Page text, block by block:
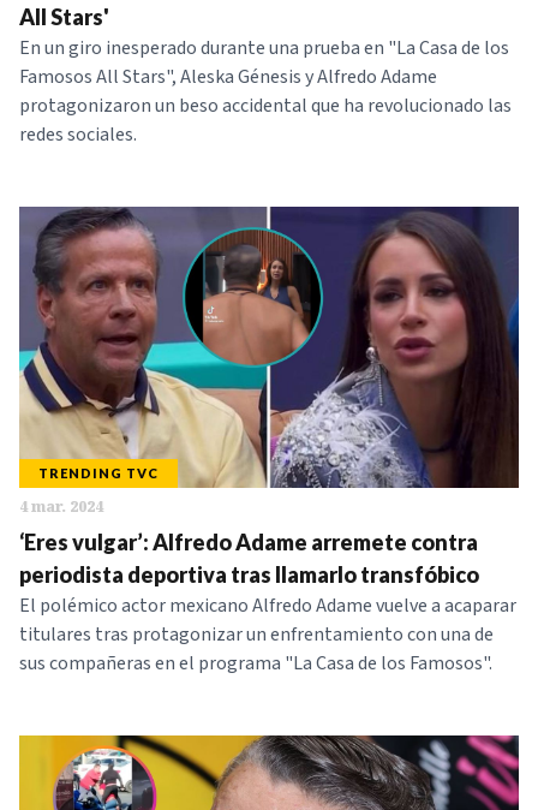
All Stars'
En un giro inesperado durante una prueba en "La Casa de los
Famosos All Stars", Aleska Génesis y Alfredo Adame
protagonizaron un beso accidental que ha revolucionado las
redes sociales.
TRENDING TVC
4 mar. 2024
‘Eres vulgar’: Alfredo Adame arremete contra
periodista deportiva tras llamarlo transfóbico
El polémico actor mexicano Alfredo Adame vuelve a acaparar
titulares tras protagonizar un enfrentamiento con una de
sus compañeras en el programa "La Casa de los Famosos".